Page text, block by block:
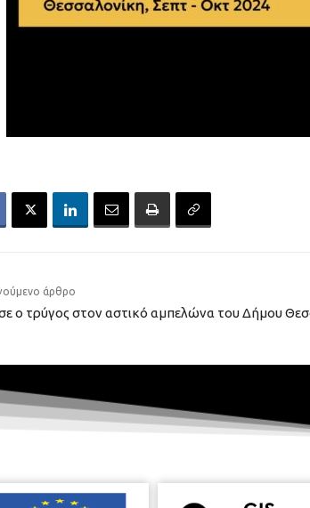
άρθρο
ο τρύγος στον αστικό αμπελώνα του Δήμου